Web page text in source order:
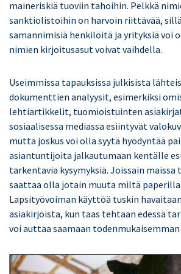
maineriskiä tuoviin tahoihin. Pelkkä
sanktiolistoihin on harvoin riittävää, sillä
samannimisiä henkilöitä ja yrityksiä voi
nimien kirjoitusasut voivat vaihdella.
Useimmissa tapauksissa julkisista
dokumenttien analyysit, esimerkiksi
lehtiartikkelit, tuomioistuinten
sosiaalisessa mediassa esiintyvät
mutta joskus voi olla syytä hyödyntää
asiantuntijoita jalkautumaan kentälle
tarkentavia kysymyksiä. Joissain maissa
saattaa olla jotain muuta miltä
Lapsityövoiman käyttöä tuskin
asiakirjoista, kun taas tehtaan edessä
voi auttaa saamaan todenmukaisemman